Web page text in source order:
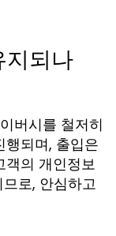
지되나
버시를 철저히
행되며, 출입은
객의 개인정보
로, 안심하고